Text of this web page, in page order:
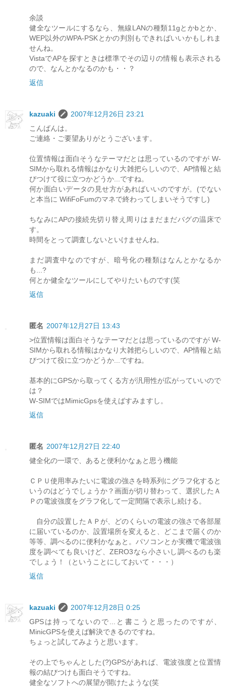
余談
健全なツールにするなら、無線LANの種類11gとかbとか、
WEP以外のWPA-PSKとかの判別もできればいいかもしれま
せんね。
VistaでAPを探すときは標準でその辺りの情報も表示される
ので、なんとかなるのかも・・？
返信
kazuaki
2007年12月26日 23:21
こんばんは。
ご連絡・ご要望ありがとうございます。
位置情報は面白そうなテーマだとは思っているのですが W-
SIMから取れる情報はかなり大雑把らしいので、AP情報と結
びつけて役に立つかどうか...ですね。
何か面白いデータの見せ方があればいいのですが。(でない
と本当に WifiFoFumのマネで終わってしまいそうですし)
ちなみにAPの接続先切り替え周りはまだまだバグの温床で
す。
時間をとって調査しないといけませんね。
まだ調査中なのですが、暗号化の種類はなんとかなるか
も...?
何とか健全なツールにしてやりたいものです(笑
返信
匿名 2007年12月27日 13:43
>位置情報は面白そうなテーマだとは思っているのですが W-
SIMから取れる情報はかなり大雑把らしいので、AP情報と結
びつけて役に立つかどうか...ですね。
基本的にGPSから取ってくる方が汎用性が広がっていいので
は？
W-SIMではMimicGpsを使えばすみますし。
返信
匿名 2007年12月27日 22:40
健全化の一環で、あると便利かなぁと思う機能
ＣＰＵ使用率みたいに電波の強さを時系列にグラフ化すると
いうのはどうでしょうか？画面が切り替わって、選択したＡ
Ｐの電波強度をグラフ化して一定間隔で表示し続ける。
自分の設置したＡＰが、どのくらいの電波の強さで各部屋
に届いているのか、設置場所を変えると、どこまで届くのか
等等、調べるのに便利かなぁと。パソコンとか実機で電波強
度を調べても良いけど、ZERO3なら小さいし調べるのも楽
でしょう！（ということにしておいて・・・）
返信
kazuaki
2007年12月28日 0:25
GPSは持ってないので...と書こうと思ったのですが、
MinicGPSを使えば解決できるのですね。
ちょっと試してみようと思います。
その上でちゃんとした(?)GPSがあれば、電波強度と位置情
報の結びつけも面白そうですね。
健全なソフトへの展望が開けたような(笑